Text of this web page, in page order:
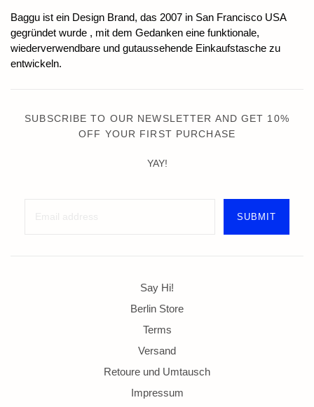
Baggu ist ein Design Brand, das 2007 in San Francisco USA
gegründet wurde , mit dem Gedanken eine funktionale,
wiederverwendbare und gutaussehende Einkaufstasche zu
entwickeln.
SUBSCRIBE TO OUR NEWSLETTER AND GET 10%
OFF YOUR FIRST PURCHASE
YAY!
Say Hi!
Berlin Store
Terms
Versand
Retoure und Umtausch
Impressum